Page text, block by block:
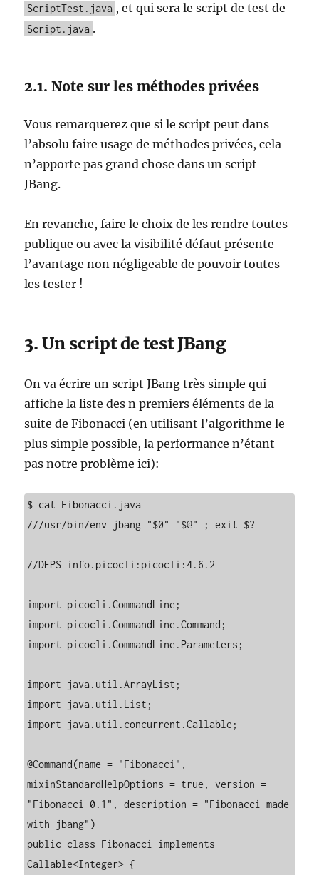
ScriptTest.java , et qui sera le script de test de
Script.java .
2.1. Note sur les méthodes privées
Vous remarquerez que si le script peut dans
l’absolu faire usage de méthodes privées, cela
n’apporte pas grand chose dans un script
JBang.
En revanche, faire le choix de les rendre toutes
publique ou avec la visibilité défaut présente
l’avantage non négligeable de pouvoir toutes
les tester !
3. Un script de test JBang
On va écrire un script JBang très simple qui
affiche la liste des n premiers éléments de la
suite de Fibonacci (en utilisant l’algorithme le
plus simple possible, la performance n’étant
pas notre problème ici):
$ cat Fibonacci.java
///usr/bin/env jbang "$0" "$@" ; exit $?
//DEPS info.picocli:picocli:4.6.2
import picocli.CommandLine;
import picocli.CommandLine.Command;
import picocli.CommandLine.Parameters;
import java.util.ArrayList;
import java.util.List;
import java.util.concurrent.Callable;
@Command(name = "Fibonacci",
mixinStandardHelpOptions = true, version =
"Fibonacci 0.1", description = "Fibonacci made
with jbang")
public class Fibonacci implements
Callable<Integer> {